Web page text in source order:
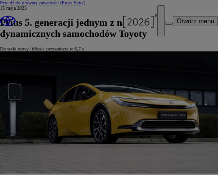
Przejdź do głównej zawartości (Press Enter)
Otwórz menu
15 maja 2023
Prius 5. generacji jednym z najbardziej
dynamicznych samochodów Toyoty
Do setki nowy liftback przyspiesza w 6,7 s